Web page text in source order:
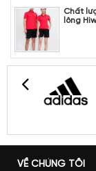
Chất
lông
VỀ CHÚNG TÔI